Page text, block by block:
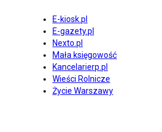
E-kiosk.pl
E-gazety.pl
Nexto.pl
Mała księgowość
Kancelarierp.pl
Wieści Rolnicze
Życie Warszawy